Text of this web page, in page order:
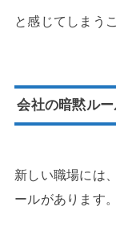
と感じてしまう
会社の暗黙ル
新しい職場には
ールがあります。